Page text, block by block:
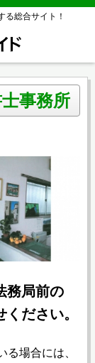
る総合サイト！
事務所
務局前の
ださい。
場合には、